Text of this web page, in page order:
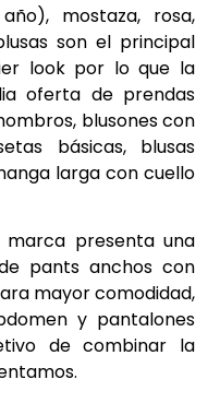
mostaza, rosa,
son el principal
look por lo que la
oferta de prendas
blusones con
básicas, blusas
larga con cuello
presenta una
pants anchos con
mayor comodidad,
y pantalones
de combinar la